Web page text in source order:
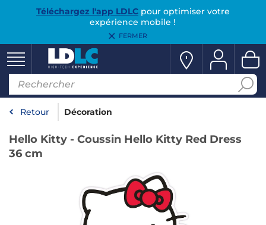
Téléchargez l'app LDLCpour optimiser votre
expérience mobile !
FERMER
Retour Décoration
Hello Kitty - Coussin Hello Kitty Red Dress
36 cm